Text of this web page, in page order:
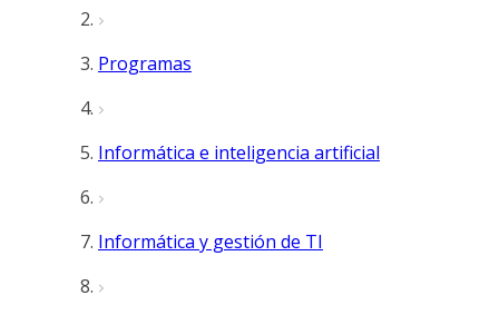
Programas
Informática e inteligencia artificial
Informática y gestión de TI